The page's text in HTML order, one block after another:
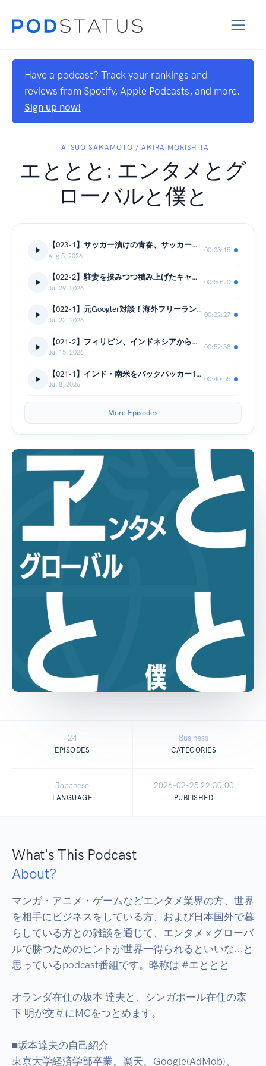
Have a podcast? Track your rankings and
reviews from Spotify, Apple Podcasts, and more.
Sign up now!
TATSUO SAKAMOTO / AKIRA MORISHITA
エととと: エンタメとグ
ローバルと僕と
【023-1】サッカー漬けの青春、サッカープロ志望からサンフランシスコでの挑戦への道｜Amplium Co-founder & CEO 佐藤響（前編）
Aug 5, 2026
00:33:15
【022-2】駐妻を挟みつつ積み上げたキャリア - 体力があれば色々挑戦できる｜ライター・コミュニティーマネージャ 宮本 佳歩（後編）
Jul 29, 2026
00:50:20
【022-1】元Googler対談！海外フリーランス子育てをする私の価値観が形成された環境｜ライター・コミュニティーマネージャ 宮本 佳歩（前編）
Jul 22, 2026
00:32:27
【021-2】フィリピン、インドネシアからシンガポールへ！ネスレ、ユニ・チャームを経て東南アジアEC・ライブコマースの最前線を走る独自のキャリア ｜Uni-Charm Singapore Pte. Ltd. 浅沼 道代 (Michiyo Asanuma) (後編)
Jul 15, 2026
00:52:38
【021-1】インド・南米をバックパッカー1人旅！異文化を知る→どう生き抜くかを学んだ学生時代 ｜Uni-Charm Singapore Pte. Ltd. 浅沼 道代 (Michiyo Asanuma) (前編)
Jul 8, 2026
00:40:55
More Episodes
24
EPISODES
Business
CATEGORIES
Japanese
LANGUAGE
2026-02-25 22:30:00
PUBLISHED
What's This Podcast
About?
マンガ・アニメ・ゲームなどエンタメ業界の方、世界
を相手にビジネスをしている方、および日本国外で暮
らしている方との雑談を通じて、エンタメ x グローバ
ルで勝つためのヒントが世界一得られるといいな...と
思っているpodcast番組です。略称は #エととと
オランダ在住の坂本 達夫と、シンガポール在住の森
下 明が交互にMCをつとめます。
■坂本達夫の自己紹介
東京大学経済学部卒業。楽天、Google(AdMob)、